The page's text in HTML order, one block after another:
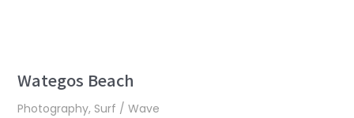
Wategos Beach
Photography, Surf / Wave